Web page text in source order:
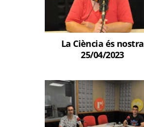
La Ciència és nostra
25/04/2023